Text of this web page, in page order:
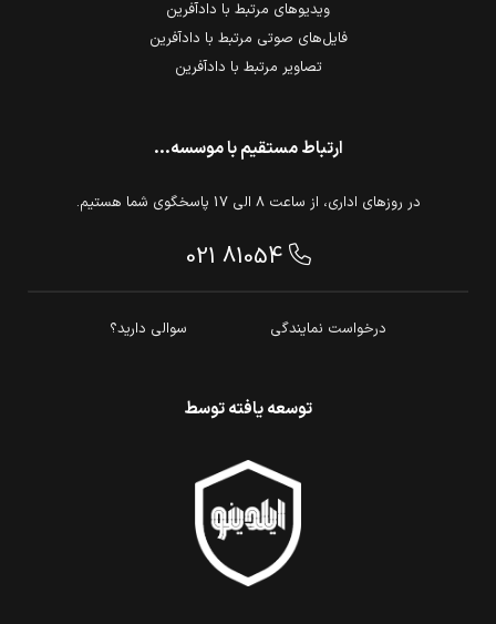
ارتباط مستقیم با موسسه...
در روزهای اداری، از ساعت 8 الی 17 پاسخگوی شما هستیم.
021 81054
درخواست نمایندگی سوالی دارید؟
ویدیوهای مرتبط با دادآفرین
فایل‌های صوتی مرتبط با دادآفرین
تصاویر مرتبط با دادآفرین
توسعه یافته توسط